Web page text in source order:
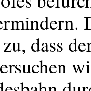
dass